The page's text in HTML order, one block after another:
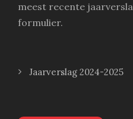
meest recente
formulier.
Jaarverslag 2024-2025